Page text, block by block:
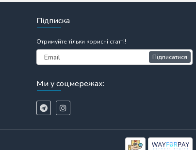
Підписка
Отримуйте тільки корисні статті!
Підписатися
Ми у соцмережах: